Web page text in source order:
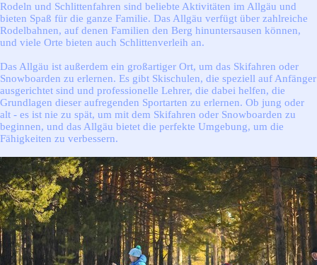
Rodeln und Schlittenfahren sind beliebte Aktivitäten im Allgäu und
bieten Spaß für die ganze Familie. Das Allgäu verfügt über zahlreiche
Rodelbahnen, auf denen Familien den Berg hinuntersausen können,
und viele Orte bieten auch Schlittenverleih an.
Das Allgäu ist außerdem ein großartiger Ort, um das Skifahren oder
Snowboarden zu erlernen. Es gibt Skischulen, die speziell auf Anfänger
ausgerichtet sind und professionelle Lehrer, die dabei helfen, die
Grundlagen dieser aufregenden Sportarten zu erlernen. Ob jung oder
alt - es ist nie zu spät, um mit dem Skifahren oder Snowboarden zu
beginnen, und das Allgäu bietet die perfekte Umgebung, um die
Fähigkeiten zu verbessern.